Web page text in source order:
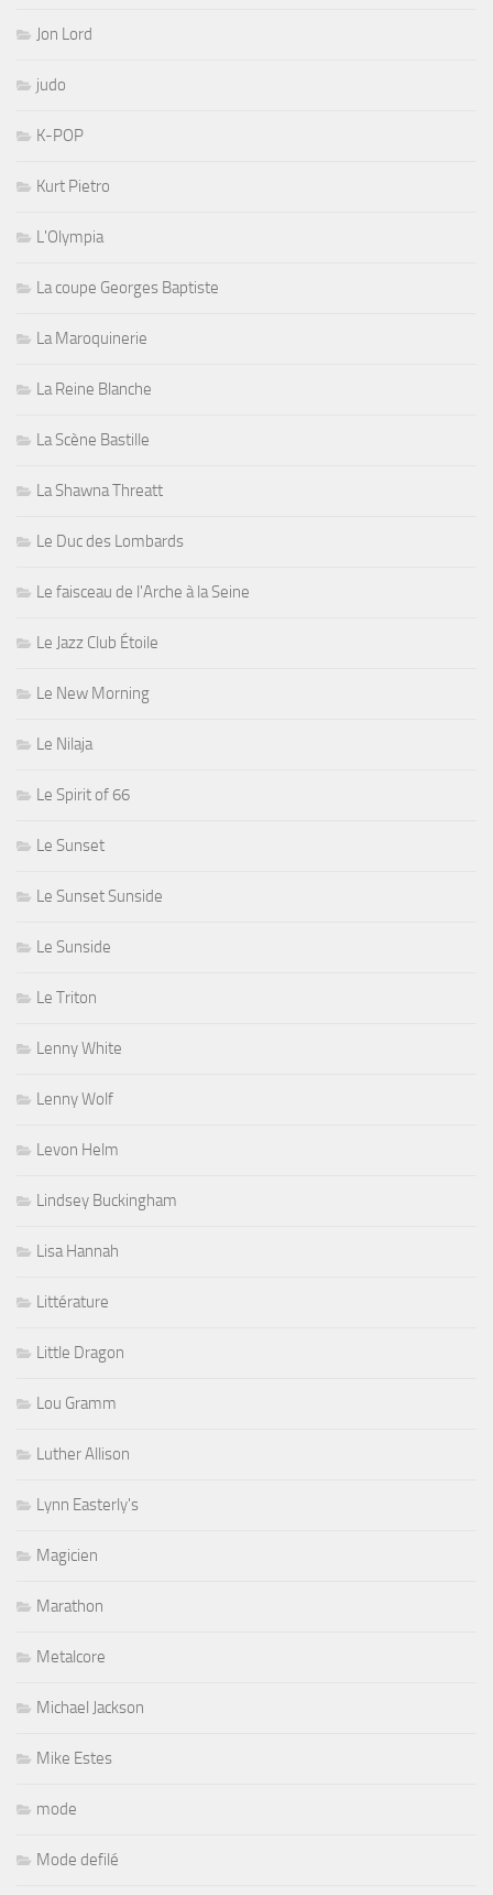
Jon Lord
judo
K-POP
Kurt Pietro
L'Olympia
La coupe Georges Baptiste
La Maroquinerie
La Reine Blanche
La Scène Bastille
La Shawna Threatt
Le Duc des Lombards
Le faisceau de l'Arche à la Seine
Le Jazz Club Étoile
Le New Morning
Le Nilaja
Le Spirit of 66
Le Sunset
Le Sunset Sunside
Le Sunside
Le Triton
Lenny White
Lenny Wolf
Levon Helm
Lindsey Buckingham
Lisa Hannah
Littérature
Little Dragon
Lou Gramm
Luther Allison
Lynn Easterly's
Magicien
Marathon
Metalcore
Michael Jackson
Mike Estes
mode
Mode defilé